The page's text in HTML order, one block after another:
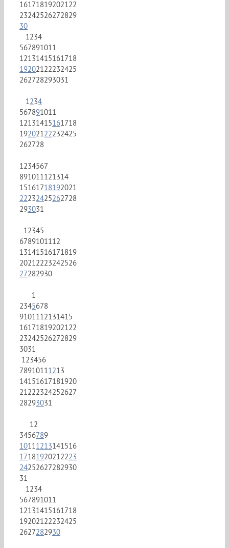
16171819202122
23242526272829
30
1234
567891011
12131415161718
19202122232425
262728293031
1234
567891011
12131415161718
19202122232425
262728
1234567
891011121314
15161718192021
22232425262728
293031
12345
6789101112
13141516171819
20212223242526
27282930
1
2345678
9101112131415
16171819202122
23242526272829
3031
123456
78910111213
14151617181920
21222324252627
28293031
12
3456789
10111213141516
17181920212223
24252627282930
31
1234
567891011
12131415161718
19202122232425
2627282930